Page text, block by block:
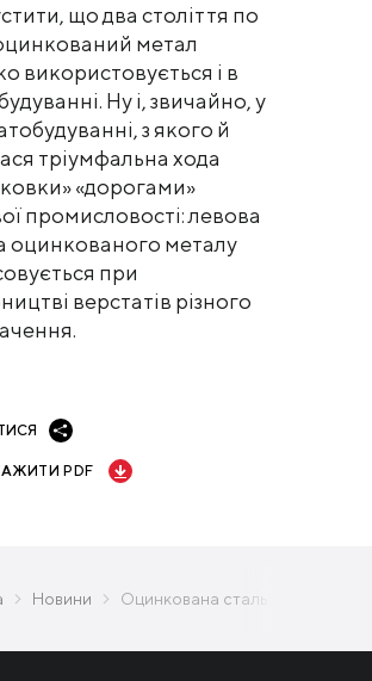
що два століття по
метал
використовується і в
Ну і, звичайно, у
з якого й
тріумфальна хода
«дорогами»
промисловості: левова
оцинкованого металу
при
верстатів різного
PDF
Новини Оцинкована сталь: від